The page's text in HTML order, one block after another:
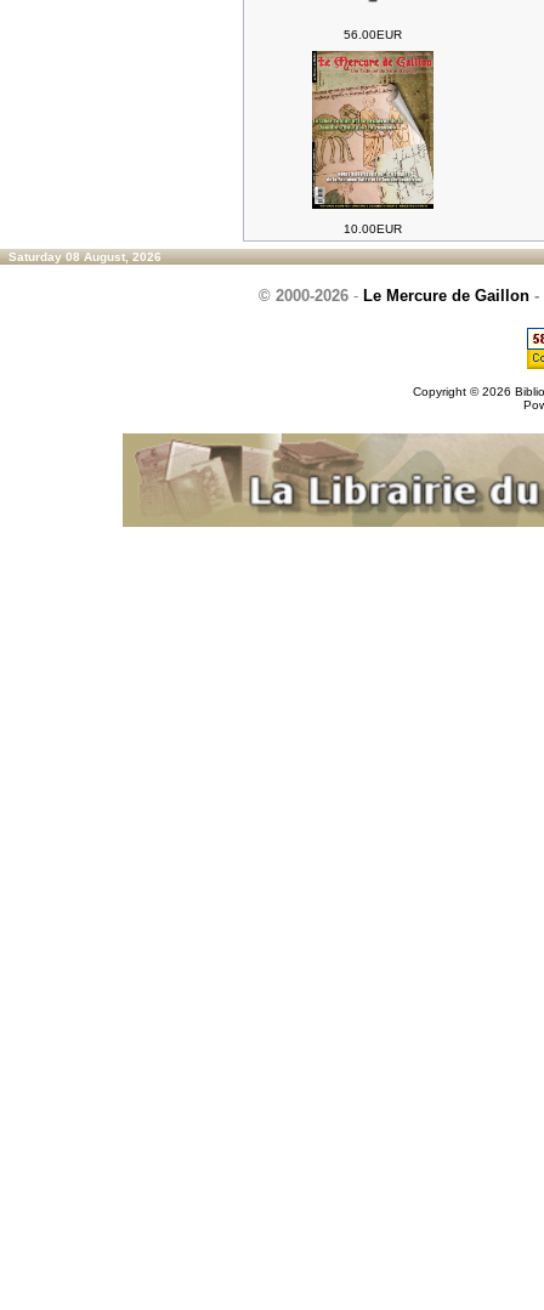
56.00EUR
10.00EUR
Saturday 08 August, 2026
© 2000-2026 - Le Mercure de Gaillon -
Copyright © 2026